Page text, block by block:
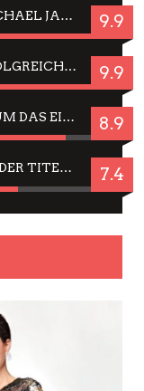
WEGEN DES ERFOLGES – MJ: MICHAEL JACKSON MUSICAL IN EINER MATINEE SEHEN 9.9
JELLYFISH HAMBURG: DAS ERFOLGREICHE SOMMER-MENÜ 2025 IN GEFÜHLEN UND BILDERN 9.9
CÉSAR FÜR JIM CARREY? WARUM DAS EINER DER NERVIGSTEN ACTORS IST UND BLEIBT 8.9
JING JING: IN-THAI RÄUMT WIEDER TITEL AB – EIN ZWEI-STUNDEN-ERLEBNISBERICHT 7.4